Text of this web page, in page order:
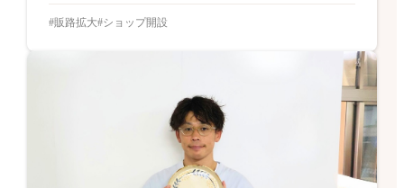
販路拡大 ショップ開設